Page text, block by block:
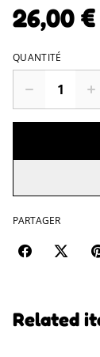
26,00 €
QUANTITÉ
PARTAGER
Related